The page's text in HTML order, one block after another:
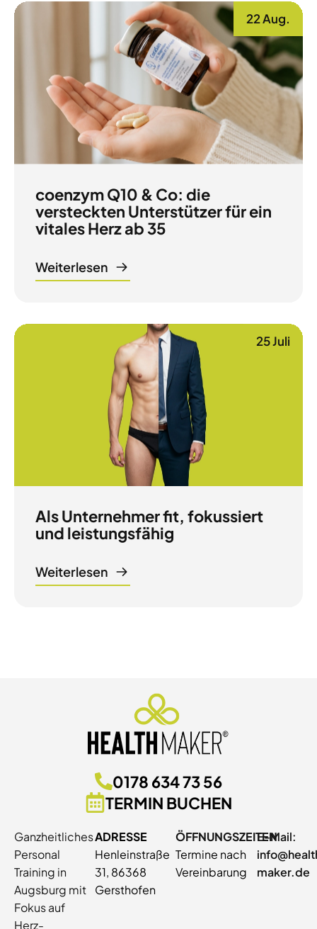
22 Aug.
coenzym Q10 & Co: die
versteckten Unterstützer für ein
vitales Herz ab 35
Weiterlesen
25 Juli
Als Unternehmer fit, fokussiert
und leistungsfähig
Weiterlesen
0178 634 73 56
TERMIN BUCHEN
Ganzheitliches
Personal
Training in
Augsburg mit
Fokus auf
Herz-
ADRESSE
Henleinstraße
31, 86368
Gersthofen
ÖFFNUNGSZEITEN
Termine nach
Vereinbarung
E-Mail:
maker.de